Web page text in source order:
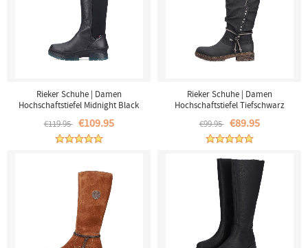
Rieker Schuhe | Damen
Hochschaftstiefel Midnight Black
€119.95 €109.95
Rieker Schuhe | Damen
Hochschaftstiefel Tiefschwarz
€99.95 €89.95